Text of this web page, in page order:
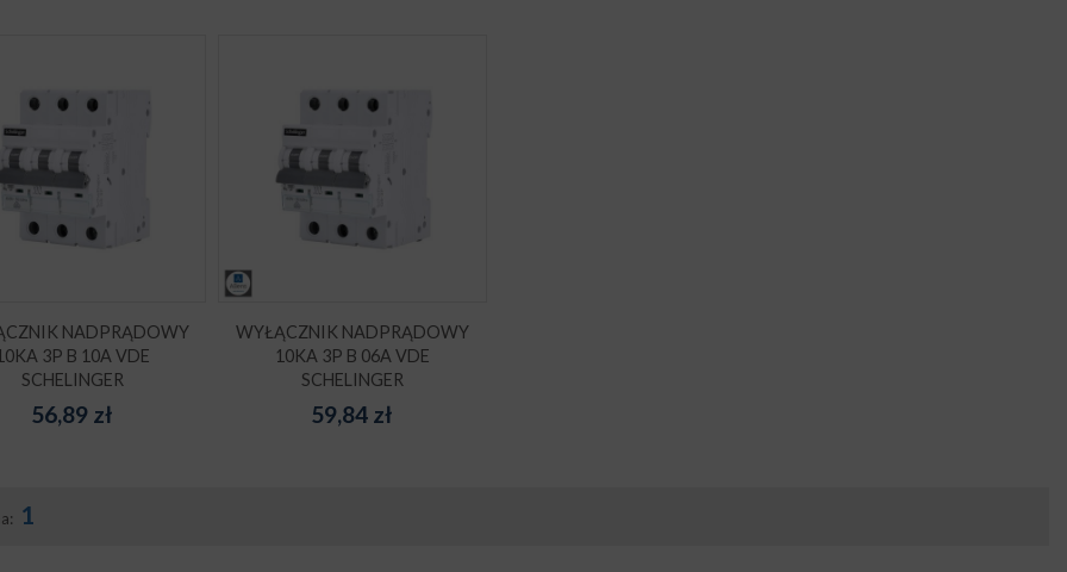
NADPRĄDOWY
3P B 10A VDE
SCHELINGER
56,89 zł
WYŁĄCZNIK NADPRĄDOWY
10KA 3P B 06A VDE
SCHELINGER
59,84 zł
1